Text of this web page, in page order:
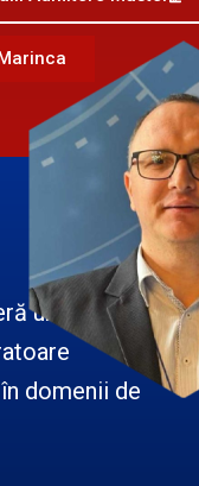
un mediu
domenii de